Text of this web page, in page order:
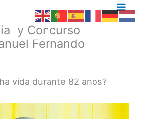
y Concurso
Fernando
vida durante 82 anos?